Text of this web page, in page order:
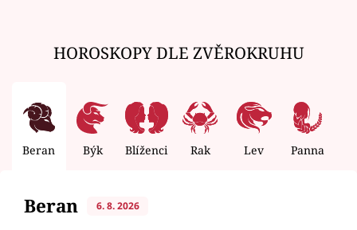
HOROSKOPY DLE ZVĚROKRUHU
Beran Býk Blíženci Rak Lev Panna
Beran 6. 8. 2026